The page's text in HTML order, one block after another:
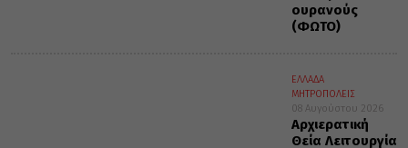
ουρανούς
(ΦΩΤΟ)
ΕΛΛΑΔΑ
ΜΗΤΡΟΠΟΛΕΙΣ
08 Αυγούστου 2026
Αρχιερατική
Θεία Λειτουργία